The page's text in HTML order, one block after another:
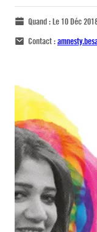
Quand :Le 10 Déc
Contact :